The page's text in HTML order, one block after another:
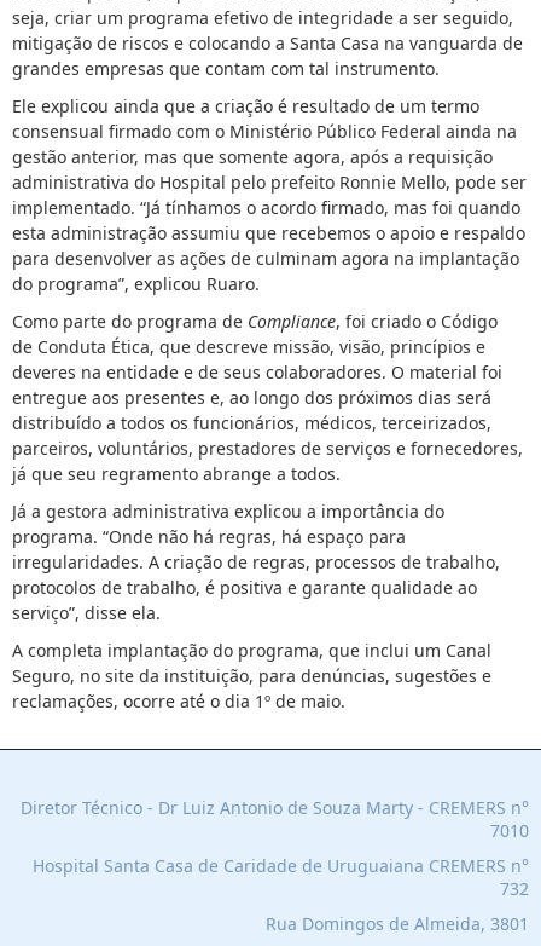
seja, criar um programa efetivo de integridade a ser seguido,
mitigação de riscos e colocando a Santa Casa na vanguarda de
grandes empresas que contam com tal instrumento.
Ele explicou ainda que a criação é resultado de um termo
consensual firmado com o Ministério Público Federal ainda na
gestão anterior, mas que somente agora, após a requisição
administrativa do Hospital pelo prefeito Ronnie Mello, pode ser
implementado. “Já tínhamos o acordo firmado, mas foi quando
esta administração assumiu que recebemos o apoio e respaldo
para desenvolver as ações de culminam agora na implantação
do programa”, explicou Ruaro.
Como parte do programa de Compliance, foi criado o Código
de Conduta Ética, que descreve missão, visão, princípios e
deveres na entidade e de seus colaboradores. O material foi
entregue aos presentes e, ao longo dos próximos dias será
distribuído a todos os funcionários, médicos, terceirizados,
parceiros, voluntários, prestadores de serviços e fornecedores,
já que seu regramento abrange a todos.
Já a gestora administrativa explicou a importância do
programa. “Onde não há regras, há espaço para
irregularidades. A criação de regras, processos de trabalho,
protocolos de trabalho, é positiva e garante qualidade ao
serviço”, disse ela.
A completa implantação do programa, que inclui um Canal
Seguro, no site da instituição, para denúncias, sugestões e
reclamações, ocorre até o dia 1º de maio.
Diretor Técnico - Dr Luiz Antonio de Souza Marty - CREMERS n°
7010
Hospital Santa Casa de Caridade de Uruguaiana CREMERS n°
732
Rua Domingos de Almeida, 3801